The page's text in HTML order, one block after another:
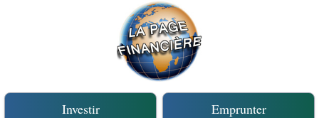
Investir Emprunter